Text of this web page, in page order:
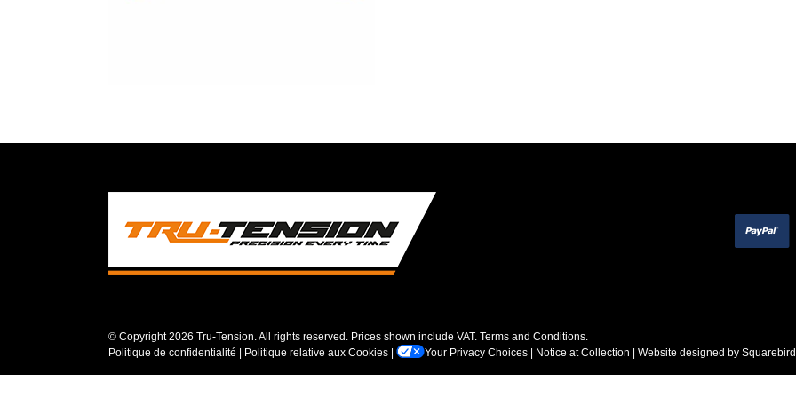
© Copyright2026 Tru-Tension. All rights reserved. Prices shown include VAT. Terms and Conditions.
Politique de confidentialité
Politique relative aux Cookies Your Privacy Choices Notice at Collection | Website designed by Squarebird